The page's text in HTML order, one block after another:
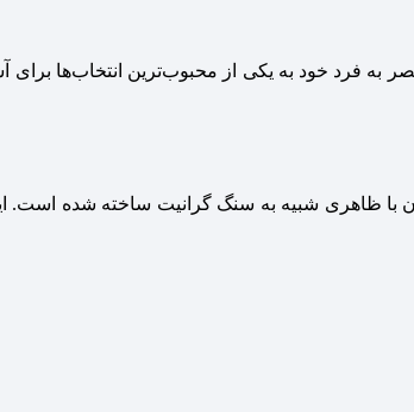
به فرد خود به یکی از محبوب‌ترین انتخاب‌ها
با ظاهری شبیه به سنگ گرانیت ساخته شده